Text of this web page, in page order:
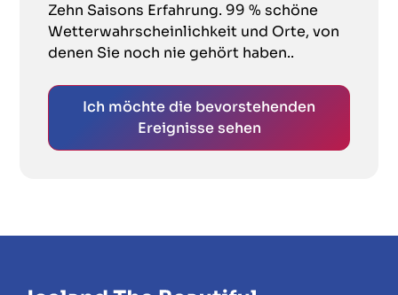
Zehn Saisons Erfahrung. 99 % schöne
Wetterwahrscheinlichkeit und Orte, von
denen Sie noch nie gehört haben..
Ich möchte die bevorstehenden
Ereignisse sehen